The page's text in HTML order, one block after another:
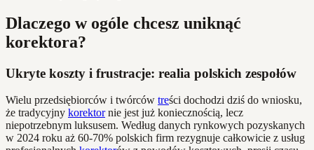
Dlaczego w ogóle chcesz uniknąć
korektora?
Ukryte koszty i frustracje: realia polskich zespołów
Wielu przedsiębiorców i twórców treści dochodzi dziś do wniosku,
że tradycyjny korektornie jest już koniecznością, lecz
niepotrzebnym luksusem. Według danych rynkowych pozyskanych
w 2024 roku aż 60-70% polskich firm rezygnuje całkowicie z usług